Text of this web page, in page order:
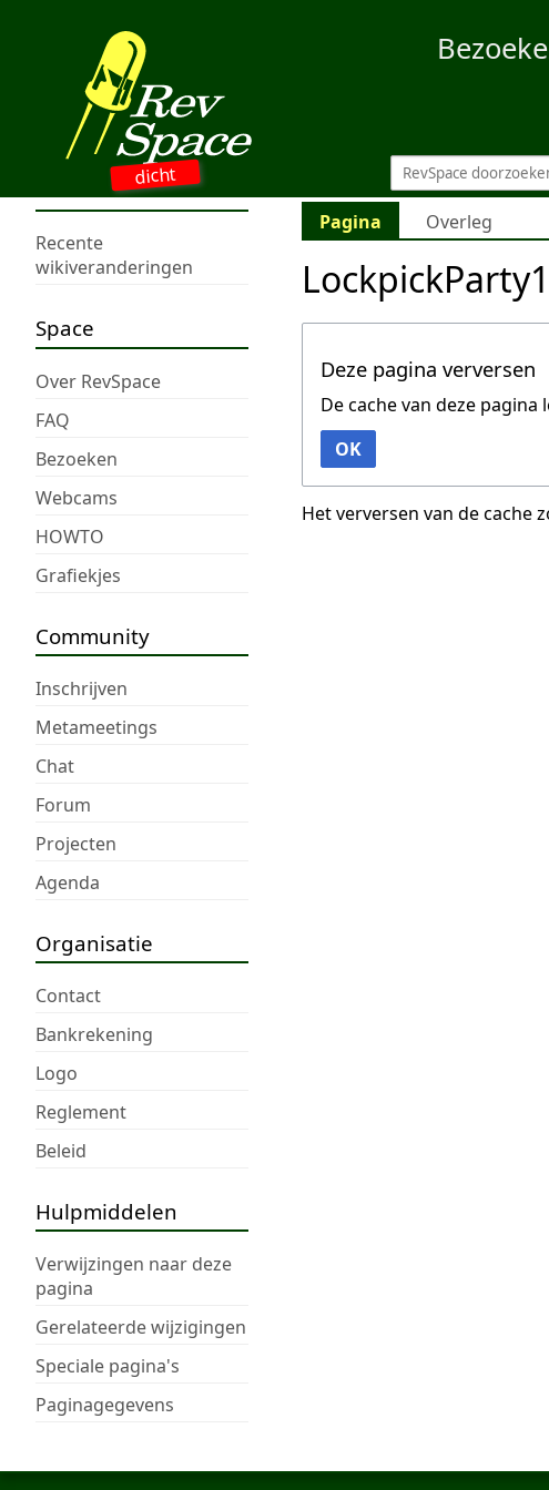
dicht
Recente
wikiveranderingen
Space
Over RevSpace
FAQ
Bezoeken
Webcams
HOWTO
Grafiekjes
Community
Inschrijven
Metameetings
Chat
Forum
Projecten
Agenda
Organisatie
Contact
Bankrekening
Logo
Reglement
Beleid
Hulpmiddelen
Verwijzingen naar deze
pagina
Gerelateerde wijzigingen
Speciale pagina's
Paginagegevens
Pagina Overleg
Deze pagina verversen
De cache van deze pagina
OK
Het verversen van de cache